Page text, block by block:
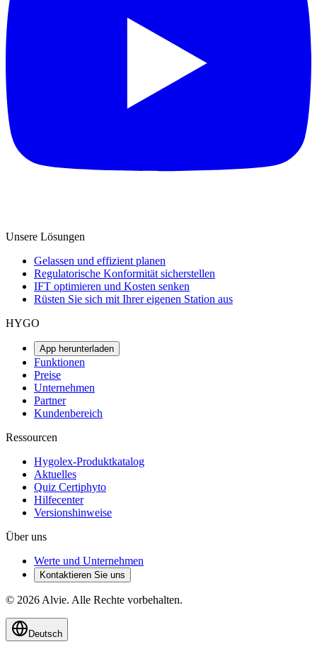
Unsere Lösungen
Gelassen und effizient planen
Regulatorische Konformität sicherstellen
IFT optimieren und Kosten senken
Rüsten Sie sich mit Ihrer eigenen Station aus
HYGO
App herunterladen
Funktionen
Preise
Unternehmen
Partner
Kundenbereich
Ressourcen
Hygolex-Produktkatalog
Aktuelles
Quiz Certiphyto
Hilfecenter
Versionshinweise
Über uns
Werte und Unternehmen
Kontaktieren Sie uns
© 2026 Alvie. Alle Rechte vorbehalten.
Deutsch